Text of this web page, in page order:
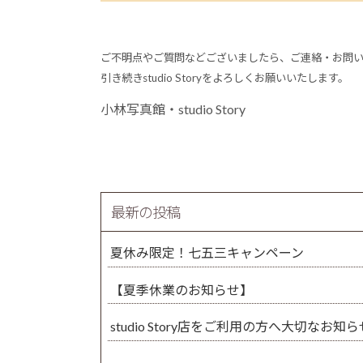
ご不明点やご質問などございましたら、
ご連絡・お問
引き続きstudio Storyをよろしくお願いいたします。
小林写真館・studio Story
最新の投稿
夏休み限定！七五三キャンペーン
【夏季休業のお知らせ】
studio Story店をご利用の方へ大切なお知ら